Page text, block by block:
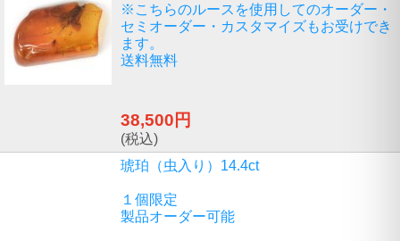
※こちらのルースを使用してのオーダー・
セミオーダー・カスタマイズもお受けでき
ます。
送料無料
38,500円
(税込)
琥珀（虫入り）14.4ct
１個限定
製品オーダー可能